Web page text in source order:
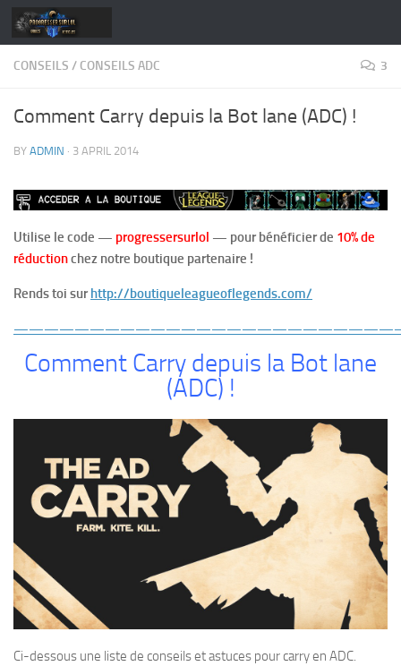
Skip to content
CONSEILS / CONSEILS ADC 3
Comment Carry depuis la Bot lane (ADC) !
BY ADMIN · 3 APRIL 2014
Utilise le code — progressersurlol — pour bénéficier de 10% de
réductionchez notre boutique partenaire !
Rends toi surhttp://boutiqueleagueoflegends.com/
Comment Carry depuis la Bot lane
(ADC) !
Ci-dessous une liste de conseils et astuces pour carry en ADC.